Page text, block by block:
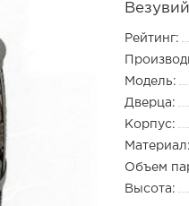
Везувий
Рейтинг:
Модель:
Дверца:
Корпус:
Материал:
Объем
Высота: